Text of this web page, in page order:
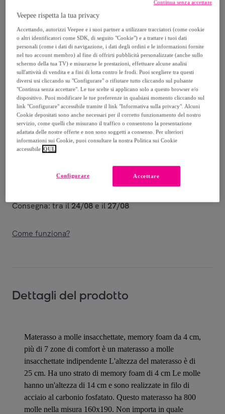
insacchettate e Memoty Foam - Alto 25 cm
- 9 Zone di Comfort
257,99 €
674,98 €
-61%
Venduto daMaterassieDoghe
Consegna
Spedizione gratuita
Consegna: tra il24/08e il27/08
Come funziona?
Dettagli del prodotto
Materasso a molle insacchettate, memory foam da 4 cm,
più di 7 zone di comfort è un materasso a molle
insacchettate indipendente L'altezza del materasso è di
25 cm. Ha uno strato di memory foam di 4 cm Le molle
hanno un'altezza di 14 cm e sono realizzate in filo di
acciaio al carbonio fosfatato. Questo materasso ha 800
molle nella misura 160x190. Non importa in quale
Veepee rispetta la tua privacy
Accettando, autorizzi Veepee e i suoi partner a utilizzare tracciatori (come cookie
o altri identificatori come SDK, di seguito "Cookie") e a trattare i tuoi dati
personali (come i dati di navigazione, i dati degli ordini e le informazioni fornite
nel tuo account membro) al fine di offrirti pubblicità personalizzate (anche sullo
schermo della tua TV) e misurarne le prestazioni, effettuare alcune analisi
sull'attività di vendita e a fini di lotta contro le frodi. Puoi scegliere tra questi
diversi usi cliccando su "Configurare" o rifiutare tutto cliccando sul pulsante
"Continua senza accettare". Le tue scelte si applicano solo a questo browser e/o
dispositivo. Puoi modificare le tue preferenze in qualsiasi momento cliccando sul
link "Configurare" accessibile tramite il link "Informativa sulla privacy". Alcuni
Cookie depositati sono anche necessari per il corretto funzionamento del nostro
servizio, come quelli che misurano il traffico o consentono la presentazione
adattata delle nostre offerte e non sono soggetti a consenso. Per ulteriori
informazioni sui Cookie, puoi consultare la nostra Politica sui Cookie
accessibile QUI.
Accettare
Configurare
Continua senza accettare